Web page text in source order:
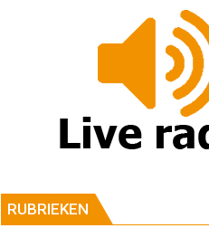
RUBRIEKEN